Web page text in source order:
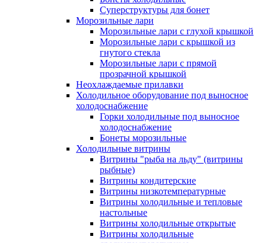
Суперструктуры для бонет
Морозильные лари
Морозильные лари с глухой крышкой
Морозильные лари с крышкой из
гнутого стекла
Морозильные лари с прямой
прозрачной крышкой
Неохлаждаемые прилавки
Холодильное оборудование под выносное
холодоснабжение
Горки холодильные под выносное
холодоснабжение
Бонеты морозильные
Холодильные витрины
Витрины "рыба на льду" (витрины
рыбные)
Витрины кондитерские
Витрины низкотемпературные
Витрины холодильные и тепловые
настольные
Витрины холодильные открытые
Витрины холодильные